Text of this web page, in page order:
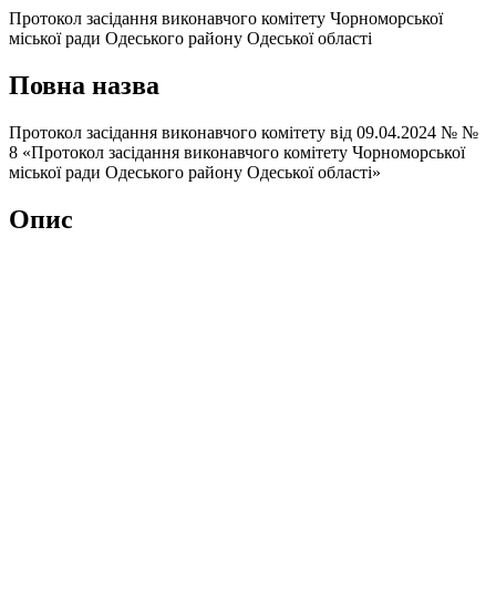
Протокол засідання виконавчого комітету Чорноморської
міської ради Одеського району Одеської області
Повна назва
Протокол засідання виконавчого комітету від 09.04.2024 № №
8 «Протокол засідання виконавчого комітету Чорноморської
міської ради Одеського району Одеської області»
Опис